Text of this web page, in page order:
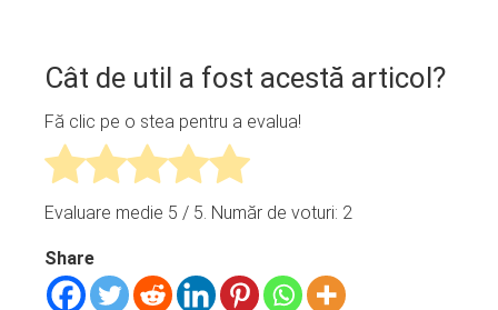
Cât de util a fost acestă articol?
Fă clic pe o stea pentru a evalua!
Evaluare medie 5 / 5. Număr de voturi: 2
Share